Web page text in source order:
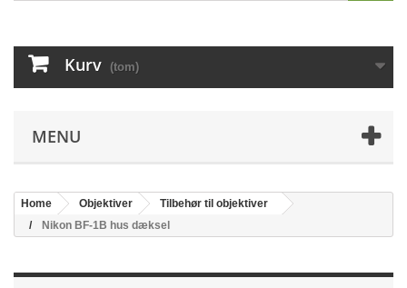
Kurv (tom)
MENU
Home Objektiver
Tilbehør til objektiver
Nikon BF-1B hus dæksel